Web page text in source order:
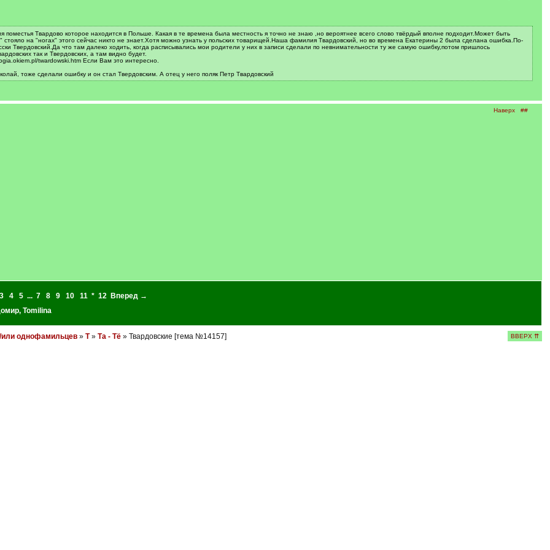
поместья Твардово которое находится в Польше. Какая в те времена была местность я точно не знаю ,но вероятнее всего слово твёрдый вполне подходит.Может быть
стояло на "ногах" этого сейчас никто не знает.Хотя можно узнать у польских товарищей.Наша фамилия Твардовский, но во времена Екатерины 2 была сделана ошибка.По-
Твердовский.Да что там далеко ходить, когда расписывались мои родители у них в записи сделали по невнимательности ту же самую ошибку,потом пришлось
так и Твердовских, а там видно будет.
twardowski.htm Если Вам это интересно.
тоже сделали ошибку и он стал Твердовским. А отец у него поляк Петр Твардовский
Наверх ##
3 4 5 ... 7 8 9 10 11 * 12
Вперед →
, Tomilina
или однофамильцев» Т» Та - Тё» Твардовские [тема №14157] ВВЕРХ ⇈